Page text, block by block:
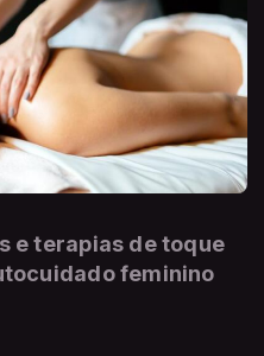
e terapias de toque
feminino